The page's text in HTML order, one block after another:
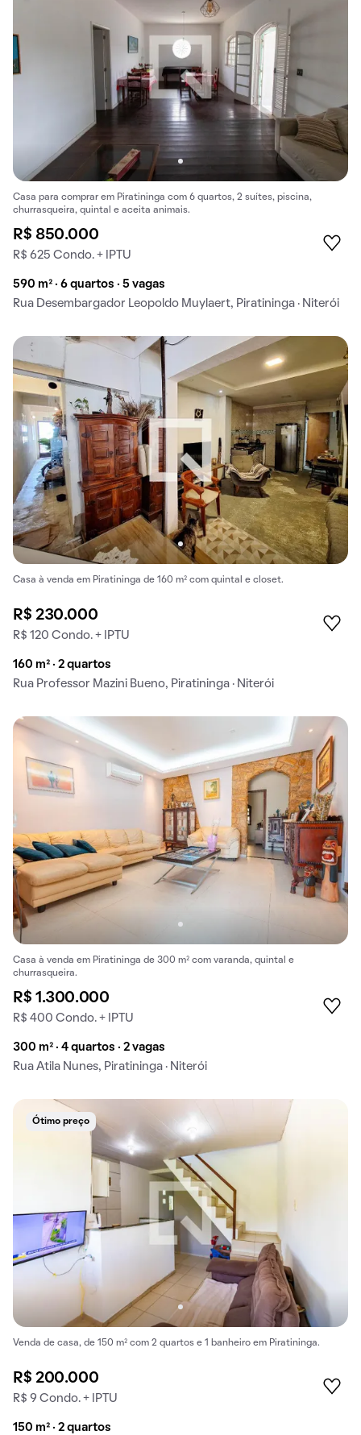
Casa para comprar em Piratininga com 6 quartos, 2 suítes, piscina,
churrasqueira, quintal e aceita animais.
R$ 850.000
R$ 625 Condo. + IPTU
590 m² · 6 quartos · 5 vagas
Rua Desembargador Leopoldo Muylaert, Piratininga · Niterói
Casa à venda em Piratininga de 160 m² com quintal e closet.
R$ 230.000
R$ 120 Condo. + IPTU
160 m² · 2 quartos
Rua Professor Mazini Bueno, Piratininga · Niterói
Casa à venda em Piratininga de 300 m² com varanda, quintal e
churrasqueira.
R$ 1.300.000
R$ 400 Condo. + IPTU
300 m² · 4 quartos · 2 vagas
Rua Atila Nunes, Piratininga · Niterói
Ótimo preço
Venda de casa, de 150 m² com 2 quartos e 1 banheiro em Piratininga.
R$ 200.000
R$ 9 Condo. + IPTU
150 m² · 2 quartos